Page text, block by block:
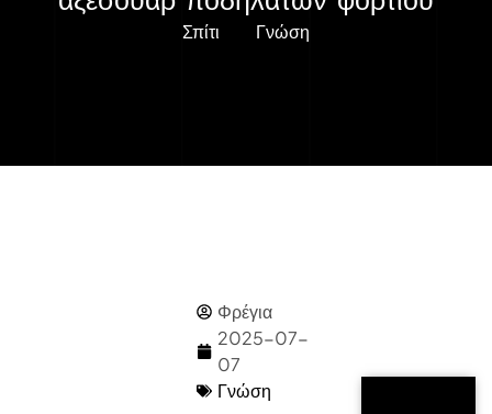
Σπίτι Γνώση
Φρέγια
2025-07-
07
Γνώση